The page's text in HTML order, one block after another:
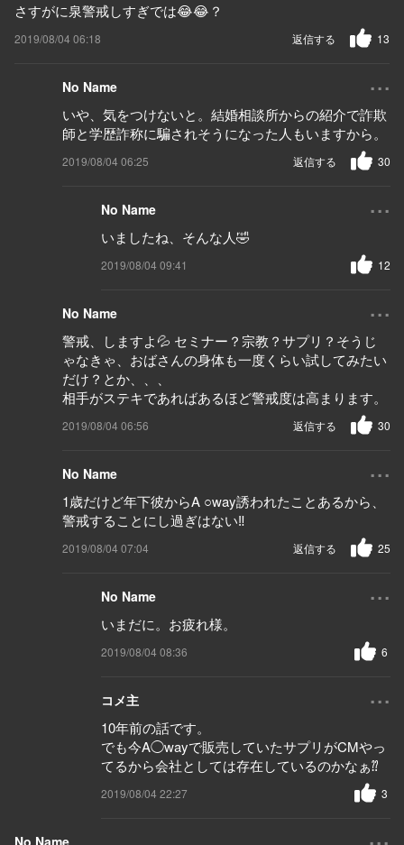
さすがに泉警戒しすぎでは😂😂？
2019/08/04 06:18 13
返信する
No Name ...
いや、気をつけないと。結婚相談所からの紹介で詐欺
師と学歴詐称に騙されそうになった人もいますから。
2019/08/04 06:25 30
返信する
No Name ...
いましたね、そんな人🤣
2019/08/04 09:41 12
No Name ...
警戒、しますよ💦 セミナー？宗教？サプリ？そうじ
ゃなきゃ、おばさんの身体も一度くらい試してみたい
だけ？とか、、、
相手がステキであればあるほど警戒度は高まります。
2019/08/04 06:56 30
返信する
No Name ...
1歳だけど年下彼からA ○way誘われたことあるから、
警戒することにし過ぎはない‼︎
2019/08/04 07:04 25
返信する
No Name ...
いまだに。お疲れ様。
2019/08/04 08:36 6
コメ主 ...
10年前の話です。
でも今A◯wayで販売していたサプリがCMやっ
てるから会社としては存在しているのかなぁ⁇
2019/08/04 22:27 3
...